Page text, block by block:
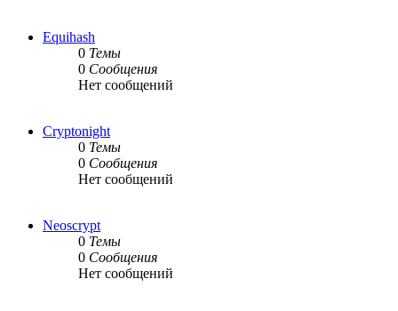
Equihash
0 Темы
0 Сообщения
Нет сообщений
Cryptonight
0 Темы
0 Сообщения
Нет сообщений
Neoscrypt
0 Темы
0 Сообщения
Нет сообщений